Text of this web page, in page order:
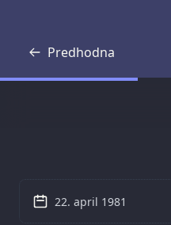
Predhodna
Transkripcija
22. april 1981